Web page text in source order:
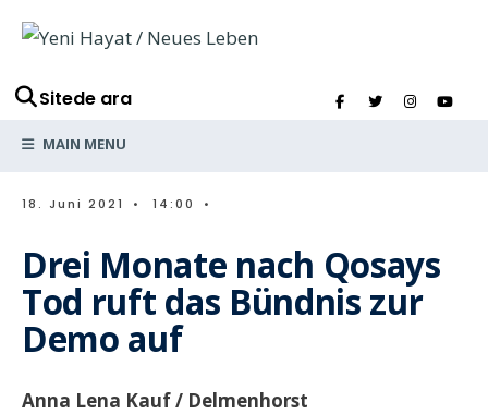
Sitede ara
MAIN MENU
18. Juni 2021 • 14:00 •
Drei Monate nach Qosays
Tod ruft das Bündnis zur
Demo auf
Anna Lena Kauf / Delmenhorst